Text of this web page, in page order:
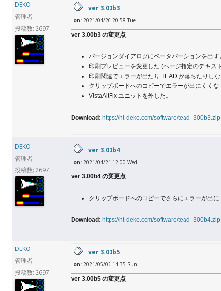
DEKO
管理者
投稿数: 2697
ver 3.00b3
on: 2021/04/20 20:58 Tue
ver 3.00b3 の変更点
バージョンダイアログにベータバーションを出す
印刷プレビューを変更した (ページ指定のテキス
印刷関連でエラーが出たり TEAD が落ちたりし
クリップボードへのコピーでエラーが出にくくな
VistaAltFix ユニットを外した。
Download: https://ht-deko.com/software/tead_300b3.zip
DEKO
管理者
投稿数: 2697
ver 3.00b4
on: 2021/04/21 12:00 Wed
ver 3.00b4 の変更点
クリップボードへのコピーでさらにエラーが出に
Download: https://ht-deko.com/software/tead_300b4.zip
DEKO
管理者
投稿数: 2697
ver 3.00b5
on: 2021/05/02 14:35 Sun
ver 3.00b5 の変更点